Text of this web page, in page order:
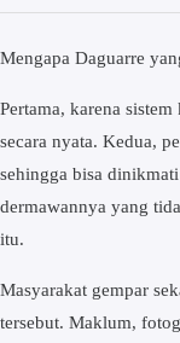
Mengapa Daguarre
Pertama, karena
secara nyata. Kedua,
sehingga bisa
dermawannya yang
itu.
Masyarakat gempar
tersebut. Maklum,